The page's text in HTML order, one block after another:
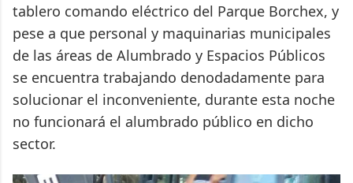
tablero comando eléctrico del Parque Borchex, y
pese a que personal y maquinarias municipales
de las áreas de Alumbrado y Espacios Públicos
se encuentra trabajando denodadamente para
solucionar el inconveniente, durante esta noche
no funcionará el alumbrado público en dicho
sector.